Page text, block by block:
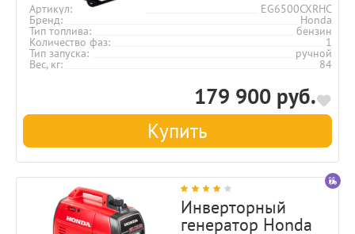
Артикул EG6500CXRHC
Бренд Honda
Тип топлива бензин
Количество фаз 1
Тип запуска ручной
Вес, кг 84
179 900 руб.
Купить
Инверторный
генератор Honda